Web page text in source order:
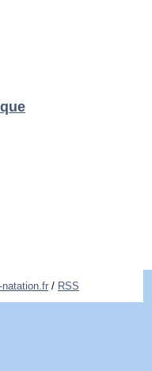
natation.fr / RSS